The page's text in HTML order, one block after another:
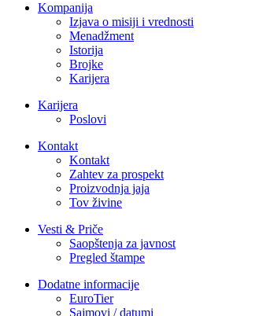
Kompanija
Izjava o misiji i vrednosti
Menadžment
Istorija
Brojke
Karijera
Karijera
Poslovi
Kontakt
Kontakt
Zahtev za prospekt
Proizvodnja jaja
Tov živine
Vesti & Priče
Saopštenja za javnost
Pregled štampe
Dodatne informacije
EuroTier
Sajmovi / datumi